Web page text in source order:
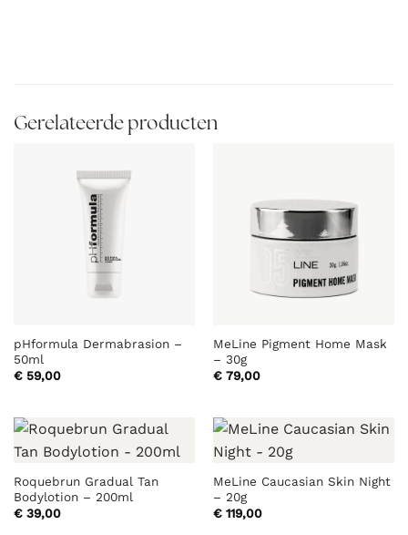
Gerelateerde producten
pHformula Dermabrasion –
50ml
€59,00
MeLine Pigment Home Mask
– 30g
€79,00
Roquebrun Gradual Tan
Bodylotion – 200ml
€39,00
MeLine Caucasian Skin Night
– 20g
€119,00